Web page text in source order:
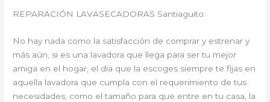
REPARACIÓN LAVASECADORAS Santiaguito:
No hay nada como la satisfacción de comprar y estrenar y
más aún, si es una lavadora que llega para ser tu mejor
amiga en el hogar, el día que la escoges siempre te fijas en
aquella lavadora que cumpla con el requerimiento de tus
necesidades, como el tamaño para que entre en tu casa, la